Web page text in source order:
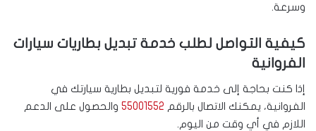
وسرعة.
كيفية التواصل لطلب خدمة تبديل بطاريات سيارات
الفروانية
إذا كنت بحاجة إلى خدمة فورية لتبديل بطارية سيارتك في
الفروانية، يمكنك الاتصال بالرقم 55001552 والحصول على الدعم
اللازم في أي وقت من اليوم.